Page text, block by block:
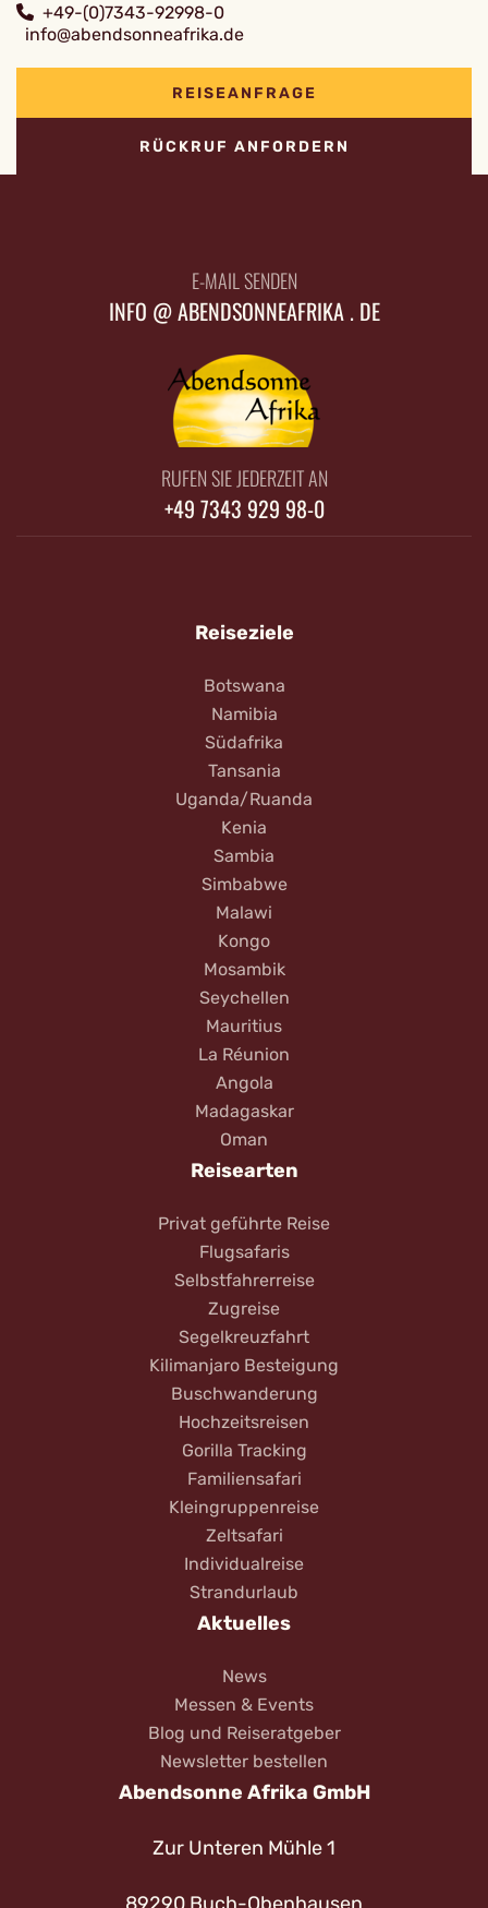
+49-(0)7343-92998-0
info@abendsonneafrika.de
REISEANFRAGE
RÜCKRUF ANFORDERN
E-MAIL SENDEN
INFO @ ABENDSONNEAFRIKA . DE
RUFEN SIE JEDERZEIT AN
+49 7343 929 98-0
Reiseziele
Botswana
Namibia
Südafrika
Tansania
Uganda/Ruanda
Kenia
Sambia
Simbabwe
Malawi
Kongo
Mosambik
Seychellen
Mauritius
La Réunion
Angola
Madagaskar
Oman
Reisearten
Privat geführte Reise
Flugsafaris
Selbstfahrerreise
Zugreise
Segelkreuzfahrt
Kilimanjaro Besteigung
Buschwanderung
Hochzeitsreisen
Gorilla Tracking
Familiensafari
Kleingruppenreise
Zeltsafari
Individualreise
Strandurlaub
Aktuelles
News
Messen & Events
Blog und Reiseratgeber
Newsletter bestellen
Abendsonne Afrika GmbH
Zur Unteren Mühle 1